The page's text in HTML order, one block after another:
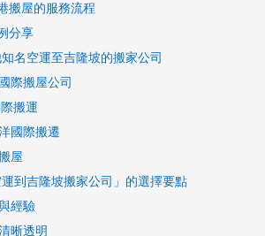
搬屋的服務流程
分享
名空運至吉隆坡的搬家公司
際搬屋公司
搬運
國際搬遷
屋
運到吉隆坡搬家公司」的選擇要點
經驗
晰透明